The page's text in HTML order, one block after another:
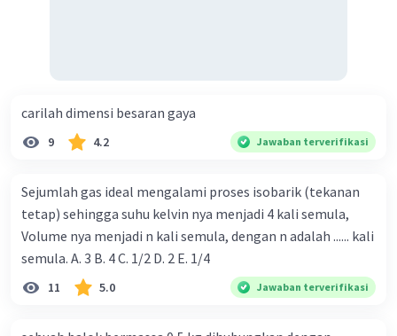
carilah dimensi besaran gaya
9 4.2 Jawaban terverifikasi
Sejumlah gas ideal mengalami proses isobarik (tekanan
tetap) sehingga suhu kelvin nya menjadi 4 kali semula,
Volume nya menjadi n kali semula, dengan n adalah ...... kali
semula. A. 3 B. 4 C. 1/2 D. 2 E. 1/4
11 5.0 Jawaban terverifikasi